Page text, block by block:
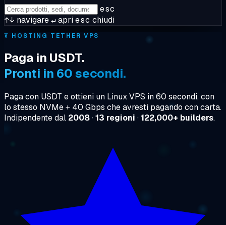
esc
↑↓ navigare↵apriesc chiudi
₮ HOSTING TETHER VPS
Paga in USDT.
Pronti in 60 secondi.
Paga con USDT e ottieni un Linux VPS in 60 secondi, con
lo stesso NVMe + 40 Gbps che avresti pagando con carta.
Indipendente dal 2008·13 regioni ·122,000+ builders.